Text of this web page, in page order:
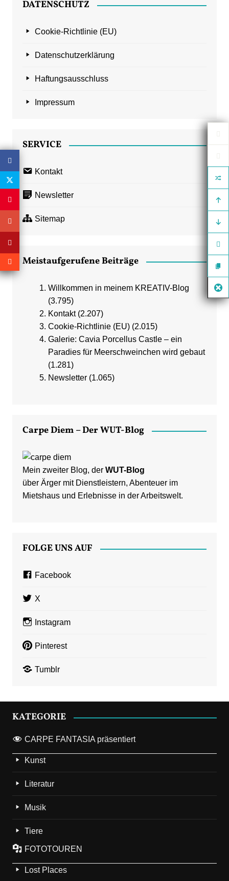
DATENSCHUTZ
Cookie-Richtlinie (EU)
Datenschutzerklärung
Haftungsausschluss
Impressum
SERVICE
Kontakt
Newsletter
Sitemap
Meistaufgerufene Beiträge
Willkommen in meinem KREATIV-Blog
(3.795)
Kontakt (2.207)
Cookie-Richtlinie (EU) (2.015)
Galerie: Cavia Porcellus Castle – ein
Paradies für Meerschweinchen wird gebaut
(1.281)
Newsletter (1.065)
Carpe Diem – Der WUT-Blog
Mein zweiter Blog, der WUT-Blog
über Ärger mit Dienstleistern, Abenteuer im
Mietshaus und Erlebnisse in der Arbeitswelt.
FOLGE UNS AUF
Facebook
X
Instagram
Pinterest
Tumblr
KATEGORIE
CARPE FANTASIA präsentiert
Kunst
Literatur
Musik
Tiere
FOTOTOUREN
Lost Places